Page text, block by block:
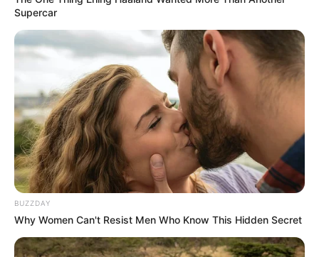
Supercar
BUZZDAY
Why Women Can't Resist Men Who Know This Hidden Secret